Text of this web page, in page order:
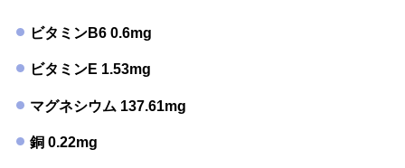
ビタミンB6 0.6mg
ビタミンE 1.53mg
マグネシウム 137.61mg
銅 0.22mg